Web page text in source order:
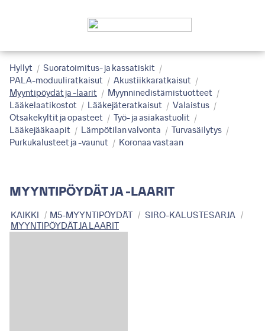
Hyllyt
Suoratoimitus- ja kassatiskit
PALA-moduuliratkaisut
Akustiikkaratkaisut
Myyntipöydät ja -laarit
Myynninedistämistuotteet
Lääkelaatikostot
Lääkejäteratkaisut
Valaistus
Otsakekyltit ja opasteet
Työ- ja asiakastuolit
Lääkejääkaapit
Lämpötilan valvonta
Turvasäilytys
Purkukalusteet ja -vaunut
Koronaa vastaan
MYYNTIPÖYDÄT JA -LAARIT
KAIKKI M5-MYYNTIPÖYDÄT
SIRO-KALUSTESARJA
MYYNTIPÖYDÄT JA LAARIT